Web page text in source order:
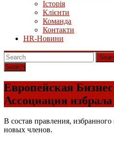
Історія
Клієнти
Команда
Контакти
HR-Новини
Европейская Бизнес
Ассоциация
В состав правления,
новых членов.